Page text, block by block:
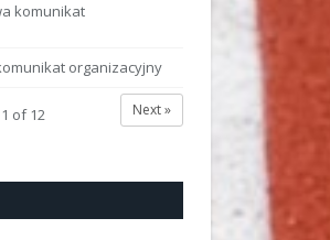
komunikat
organizacyjny
Next »
1 of12